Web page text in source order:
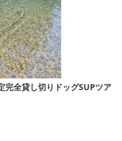
完全貸し切りドッグSUPツア